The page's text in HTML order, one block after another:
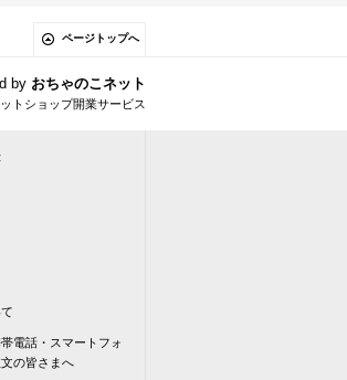
ページトップへ
by おちゃのこネット
トショップ開業サービス
電話・スマートフォ
の皆さまへ